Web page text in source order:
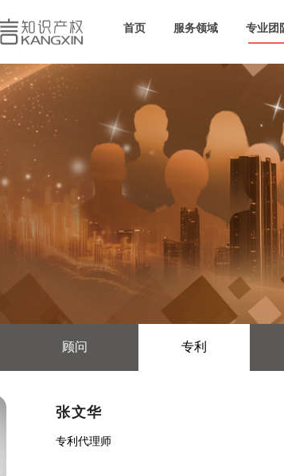
首页 服务领域 专业团
顾问 专利
张文华
专利代理师